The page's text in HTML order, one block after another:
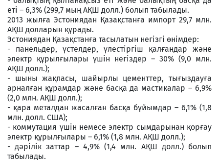
еті – 6,3% (299,7 мың АҚШ долл.) болып табылады.
2013 жылға Эстониядан Қазақстанға импорт 29,7 млн.
АҚШ долларын құрады.
Эстониядан Қазақстанға тасылатын негізгі өнімдер:
- панельдер, үстелдер, үлестіргіш қалғандар және
электр құрылғылары үшін негіздер – 30% (9,0 млн.
АҚШ долл.);
- шыны жақпасы, шайырлы цементтер, тығыздауға
арналған құрамдар және басқа да мастикалар – 6,9%
(2,0 млн. АҚШ долл.);
- қара металдан жасалған басқа бұйымдар – 6,1% (1,8
млн. долл. США);
- коммутация үшін немесе электр сымдарынан қорғау
электр құрылғылары – 6,1% (1,8 млн. АҚШ долл.);
- дәрілік заттар – 4,9% (1,4 млн. АҚШ долл.) болып
табылады.